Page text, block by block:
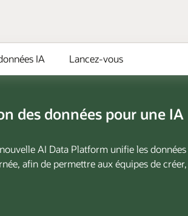
IA Lancez-vous
des données pour une IA
AI Data Platform unifie les données
afin de permettre aux équipes de